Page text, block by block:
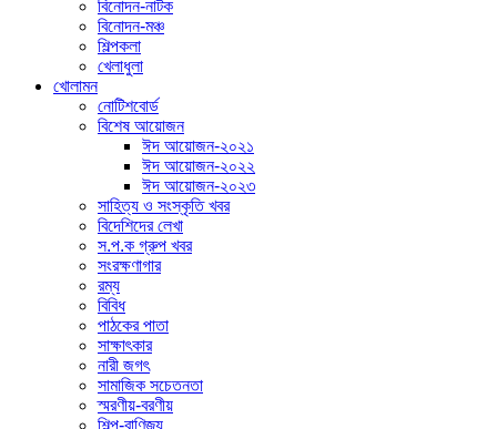
বিনোদন-নাটক
বিনোদন-মঞ্চ
শিল্পকলা
খেলাধুলা
খোলামন
নোটিশবোর্ড
বিশেষ আয়োজন
ঈদ আয়োজন-২০২১
ঈদ আয়োজন-২০২২
ঈদ আয়োজন-২০২৩
সাহিত্য ও সংস্কৃতি খবর
বিদেশিদের লেখা
স.প.ক গ্রুপ খবর
সংরক্ষণাগার
রম্য
বিবিধ
পাঠকের পাতা
সাক্ষাৎকার
নারী জগৎ
সামাজিক সচেতনতা
স্মরণীয়-বরণীয়
শিল্প-বাণিজ্য